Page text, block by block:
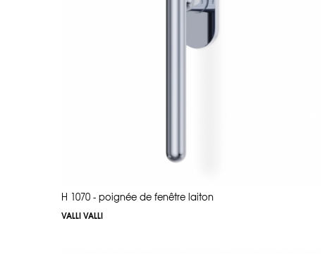
H 1070 - poignée de fenêtre laiton
VALLI VALLI